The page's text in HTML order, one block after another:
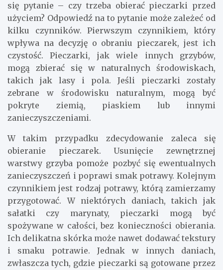
się pytanie – czy trzeba obierać pieczarki przed
użyciem? Odpowiedź na to pytanie może zależeć od
kilku czynników. Pierwszym czynnikiem, który
wpływa na decyzję o obraniu pieczarek, jest ich
czystość. Pieczarki, jak wiele innych grzybów,
mogą zbierać się w naturalnych środowiskach,
takich jak lasy i pola. Jeśli pieczarki zostały
zebrane w środowisku naturalnym, mogą być
pokryte ziemią, piaskiem lub innymi
zanieczyszczeniami.
W takim przypadku zdecydowanie zaleca się
obieranie pieczarek. Usunięcie zewnętrznej
warstwy grzyba pomoże pozbyć się ewentualnych
zanieczyszczeń i poprawi smak potrawy. Kolejnym
czynnikiem jest rodzaj potrawy, którą zamierzamy
przygotować. W niektórych daniach, takich jak
sałatki czy marynaty, pieczarki mogą być
spożywane w całości, bez konieczności obierania.
Ich delikatna skórka może nawet dodawać tekstury
i smaku potrawie. Jednak w innych daniach,
zwłaszcza tych, gdzie pieczarki są gotowane przez